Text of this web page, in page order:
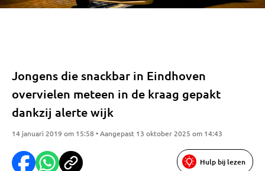
Jongens die snackbar in Eindhoven
overvielen meteen in de kraag gepakt
dankzij alerte wijk
14 januari 2019 om 15:58 • Aangepast 13 oktober 2025 om 14:43
Hulp bij lezen